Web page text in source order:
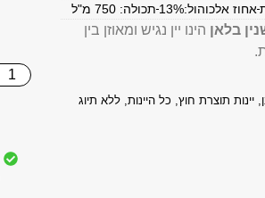
אחוז אלכוהול:13% תכולה: 750 מ"ל
בלאן הינו יין נגיש ומאוזן בין
,יינות תוצרת חוץ, כל היינות,ללא תיוג